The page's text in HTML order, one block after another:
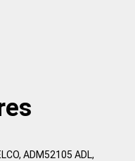
ADM52105 ADL,